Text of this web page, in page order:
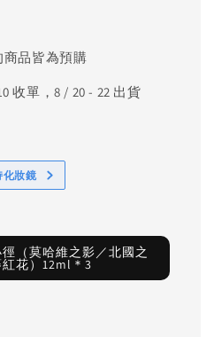
品皆為預購
收單，8 / 20 - 22 出貨
化妝鏡
（莫哈維之影／北國之
花）12ml＊3